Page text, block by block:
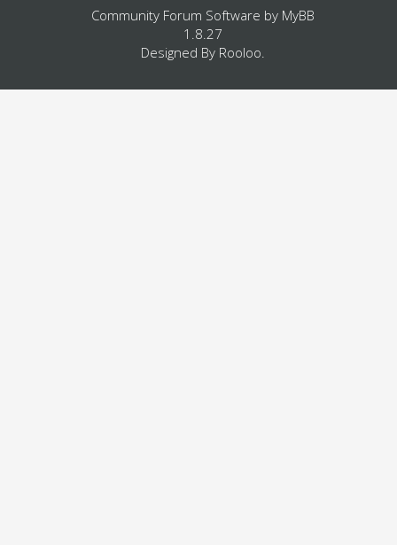
Community Forum Software by MyBB
1.8.27
Designed By Rooloo.